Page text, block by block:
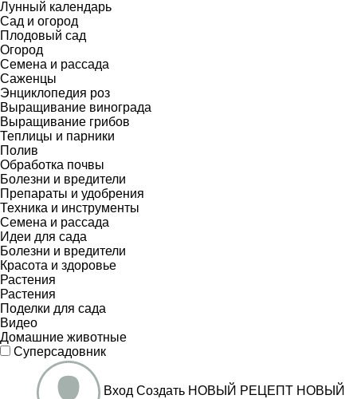
Лунный календарь
Сад и огород
Плодовый сад
Огород
Семена и рассада
Саженцы
Энциклопедия роз
Выращивание винограда
Выращивание грибов
Теплицы и парники
Полив
Обработка почвы
Болезни и вредители
Препараты и удобрения
Техника и инструменты
Семена и рассада
Идеи для сада
Болезни и вредители
Красота и здоровье
Растения
Растения
Поделки для сада
Видео
Домашние животные
Суперсадовник
Вход Создать НОВЫЙ РЕЦЕПТ НОВЫЙ